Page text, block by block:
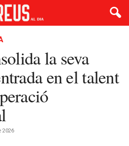
la seva
en el talent
2026